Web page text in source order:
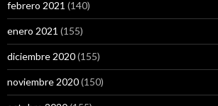
febrero 2021 (140)
enero 2021 (155)
diciembre 2020(155)
noviembre 2020(150)